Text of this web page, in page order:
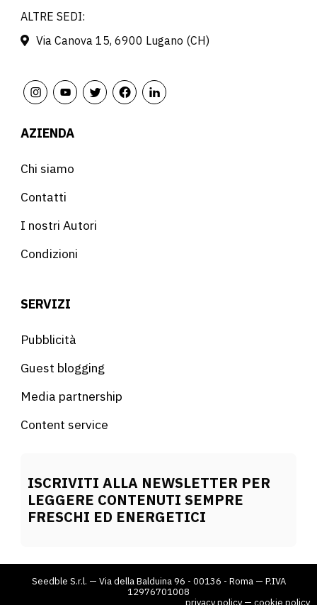
ALTRE SEDI:
Via Canova 15, 6900 Lugano (CH)
AZIENDA
Chi siamo
Contatti
I nostri Autori
Condizioni
SERVIZI
Pubblicità
Guest blogging
Media partnership
Content service
ISCRIVITI ALLA NEWSLETTER PER
LEGGERE CONTENUTI SEMPRE
FRESCHI ED ENERGETICI
Seedble S.r.l. — Via della Balduina 96 - 00136 - Roma — P.IVA
12976701008
privacy policy— cookie policy